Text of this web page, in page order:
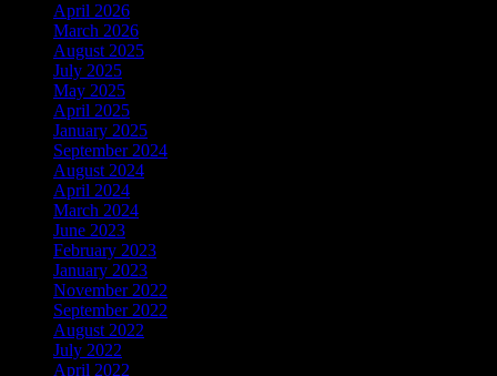
April 2026
March 2026
August 2025
July 2025
May 2025
April 2025
January 2025
September 2024
August 2024
April 2024
March 2024
June 2023
February 2023
January 2023
November 2022
September 2022
August 2022
July 2022
April 2022